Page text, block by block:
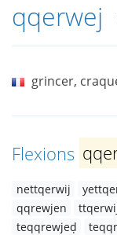
qqerwej
grincer,
Flexions
nettqerwij
qqrewjen
teqqrewjeḍ